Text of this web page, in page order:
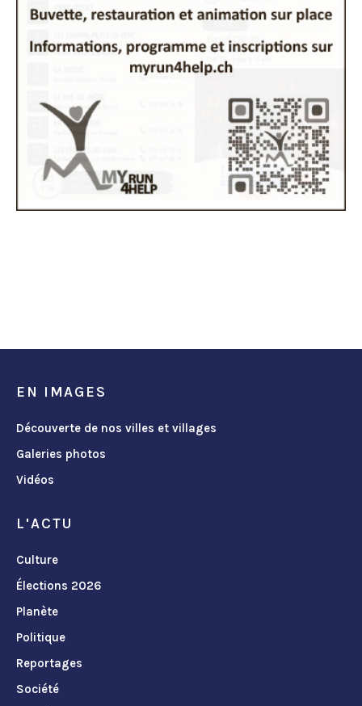
EN IMAGES
Découverte de nos villes et villages
Galeries photos
Vidéos
L'ACTU
Culture
Élections 2026
Planète
Politique
Reportages
Société